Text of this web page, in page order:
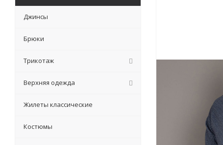
Джинсы
Брюки
Трикотаж
Верхняя одежда
Жилеты классические
Костюмы